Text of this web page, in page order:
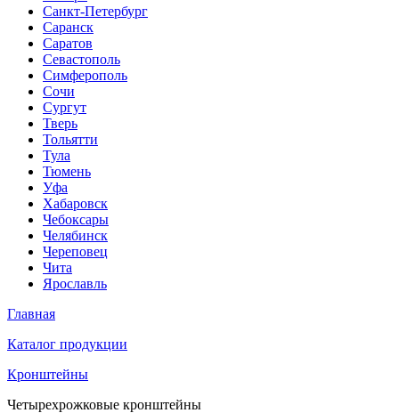
Санкт-Петербург
Саранск
Саратов
Севастополь
Симферополь
Сочи
Сургут
Тверь
Тольятти
Тула
Тюмень
Уфа
Хабаровск
Чебоксары
Челябинск
Череповец
Чита
Ярославль
Главная
Каталог продукции
Кронштейны
Четырехрожковые кронштейны